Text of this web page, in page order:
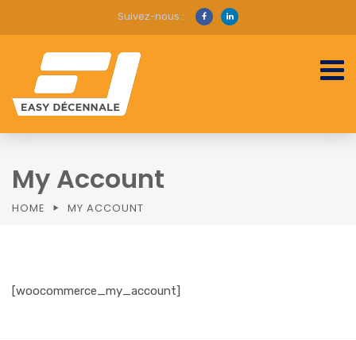
Suivez-nous :
My Account
HOME MY ACCOUNT
[woocommerce_my_account]